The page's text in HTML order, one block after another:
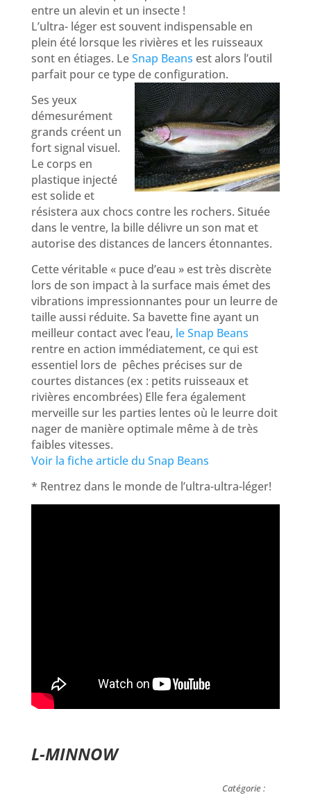
entre un alevin et un insecte !
L’ultra- léger est souvent indispensable en
plein été lorsque les rivières et les ruisseaux
sont en étiages. LeSnap Beans est alors l’outil
parfait pour ce type de configuration.
Ses yeux
démesurément
grands créent un
fort signal visuel.
Le corps en
plastique injecté
est solide et
résistera aux chocs contre les rochers. Située
dans le ventre, la bille délivre un son mat et
autorise des distances de lancers étonnantes.
Cette véritable « puce d’eau » est très discrète
lors de son impact à la surface mais émet des
vibrations impressionnantes pour un leurre de
taille aussi réduite. Sa bavette fine ayant un
meilleur contact avec l’eau, le Snap Beans
rentre en action immédiatement, ce qui est
essentiel lors de pêches précises sur de
courtes distances (ex : petits ruisseaux et
rivières encombrées) Elle fera également
merveille sur les parties lentes où le leurre doit
nager de manière optimale même à de très
faibles vitesses.
Voir la fiche article du Snap Beans
* Rentrez dans le monde de l’ultra-ultra-léger!
L-MINNOW
Catégorie :